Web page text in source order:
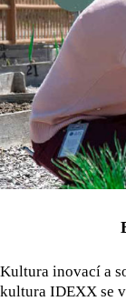
Kultura inovací a
kultura IDEXX se